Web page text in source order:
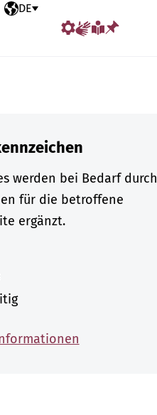
Ausgewählte Sprache
DE
werden bei Bedarf durch
für die betroffene
ergänzt.